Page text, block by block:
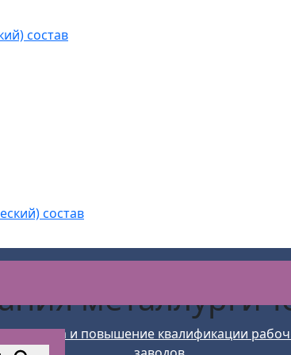
состав
состав
и повышение квалификации